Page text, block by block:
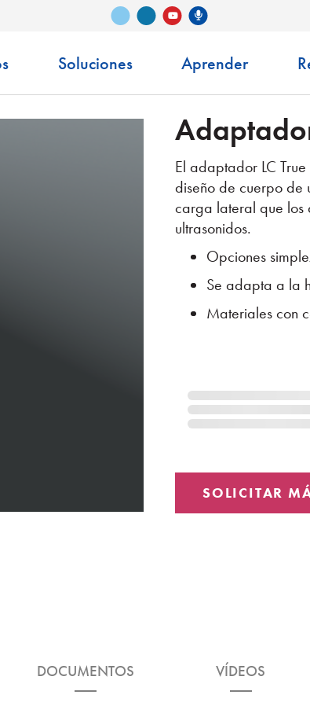
Vimeo LinkedInYouTubePodcast de Senko
Soluciones Aprender
El adaptador LC
diseño de cuerpo de
carga lateral que los
ultrasonidos.
Opciones
Se adapta a la
Materiales con
DOCUMENTOS VÍDEOS